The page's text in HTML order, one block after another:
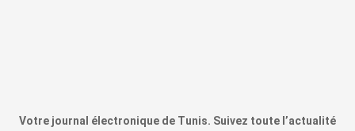
Votre journal électronique de Tunis. Suivez toute l’actualité